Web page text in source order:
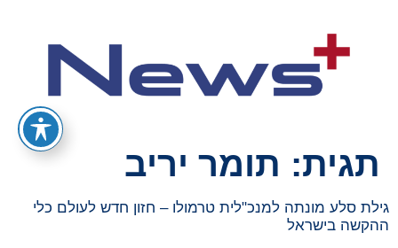
תגית: תומר יריב
גילת סלע מונתה למנכ"לית טרמולו – חזון חדש לעולם כלי
ההקשה בישראל